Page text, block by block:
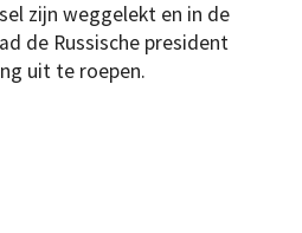
zijn weggelekt en in de
de Russische president
uit te roepen.